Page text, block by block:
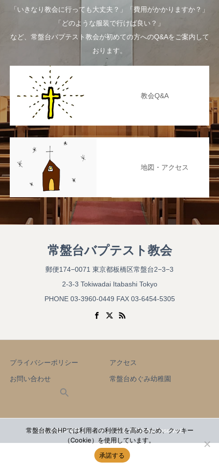
「いきなり教会に行っても大丈夫？」「費用がかかりますか？」
「どのような服装で行けば良い？」
など、常盤台バプテスト教会が初めての方へのQ&Aをご案内して
おります。
教会Q&A
地図・アクセス
常盤台バプテスト教会
郵便174−0071 東京都板橋区常盤台2−3−3
2-3-3 Tokiwadai Itabashi Tokyo
PHONE 03-3960-0449 FAX 03-6454-5305
プライバシーポリシー アクセス
お問い合わせ 常盤台めぐみ幼稚園
Copyright © 常盤台バプテスト教会 All Rights Reserved.
常盤台教会HPでは利用者の利便性を高めるため、クッキー
（Cookie）を使用しています。
承諾する